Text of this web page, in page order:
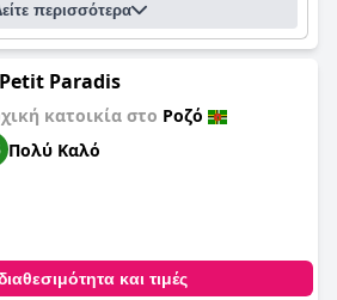
περισσότερα
Paradis
κατοικία στο Ροζό
Πολύ Καλό
και τιμές